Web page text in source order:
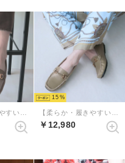
15
￥12,980